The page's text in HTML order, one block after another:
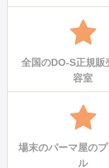
全国のDO-S正規販
容室
場末のパーマ屋の
ル